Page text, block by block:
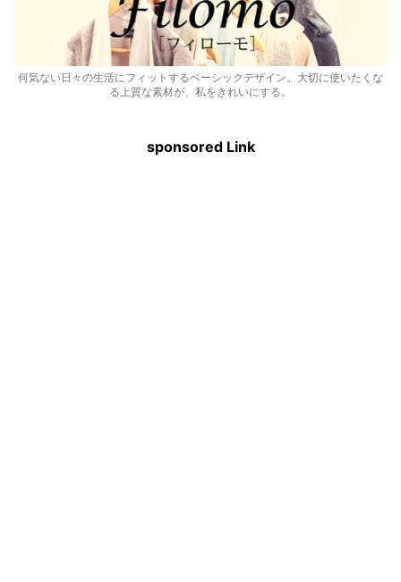
何気ない日々の生活にフィットするベーシックデザイン。大切に使いたくな
る上質な素材が、私をきれいにする。
sponsored Link